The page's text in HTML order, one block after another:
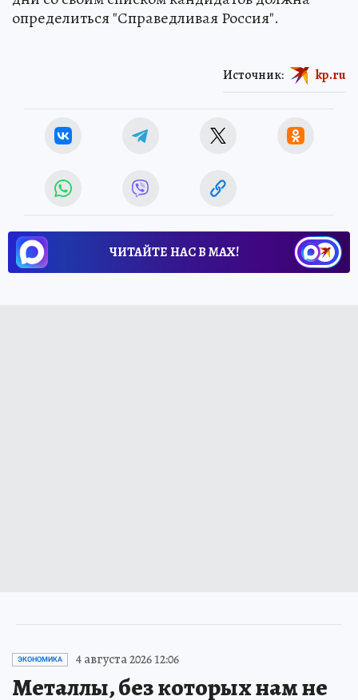
определиться "Справедливая Россия".
Источник: kp.ru
ЧИТАЙТЕ НАС В МАХ!
ЭКОНОМИКА 4 августа 2026 12:06
Металлы, без которых нам не